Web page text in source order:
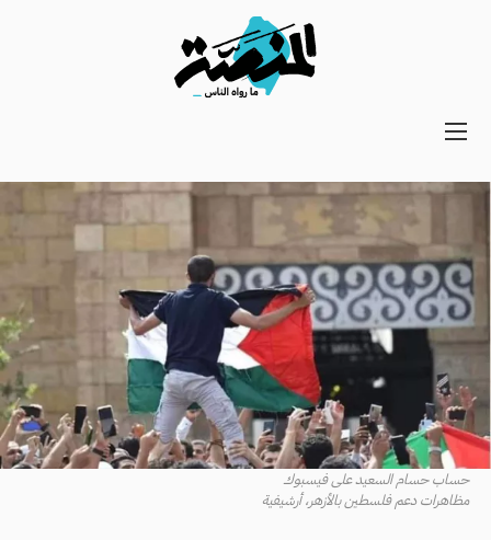
Main
Secondary
Navigation
حساب حسام السعيد على فيسبوك
مظاهرات دعم فلسطين بالأزهر، أرشيفية